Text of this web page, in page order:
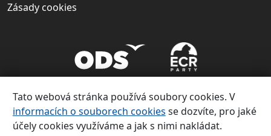
Zásady cookies
Tato webová stránka používá soubory cookies. V
informacích o souborech cookies se dozvíte, pro jaké
účely cookies využíváme a jak s nimi nakládat.